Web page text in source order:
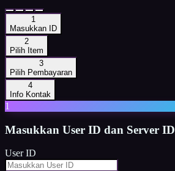
1
Masukkan ID
2
Pilih Item
3
Pilih Pembayaran
4
Info Kontak
1
Masukkan User ID dan Server ID
User ID